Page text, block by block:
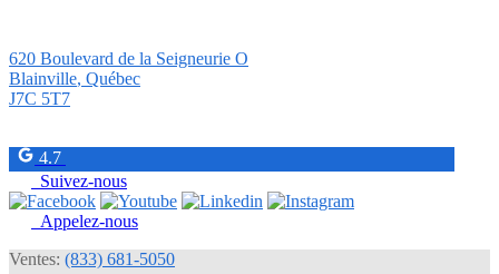
620 Boulevard de la Seigneurie O
Blainville, Québec
J7C 5T7
4.7
Suivez-nous
Appelez-nous
Ventes: (833) 681-5050